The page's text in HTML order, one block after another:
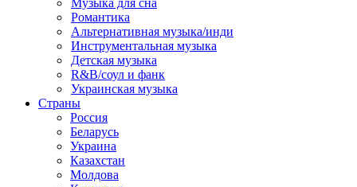
Музыка для сна
Романтика
Альтернативная музыка/инди
Инструментальная музыка
Детская музыка
R&B/cоул и фанк
Украинская музыка
Страны
Россия
Беларусь
Украина
Казахстан
Молдова